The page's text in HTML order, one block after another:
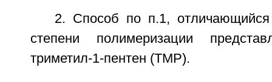
2. Способ по п.1, отличающийся
степени полимеризации
триметил-1-пентен (ТМР).